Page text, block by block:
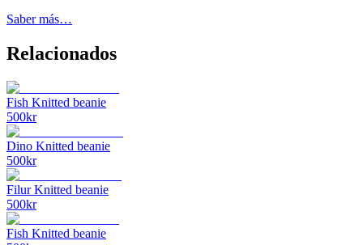
Saber más…
Relacionados
Fish Knitted beanie
500kr
Dino Knitted beanie
500kr
Filur Knitted beanie
500kr
Fish Knitted beanie